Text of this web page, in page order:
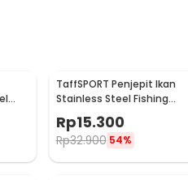
TaffSPORT Penjepit Ikan
Stainless Steel Fishing
Gripper Anti Karat - YS05
Rp15.300
Rp32.900 54%